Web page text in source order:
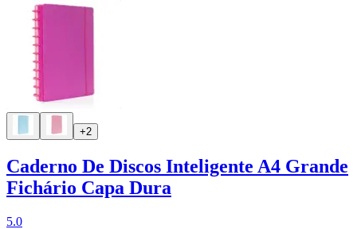
+2
Caderno De Discos Inteligente A4 Grande
Fichário Capa Dura
5.0